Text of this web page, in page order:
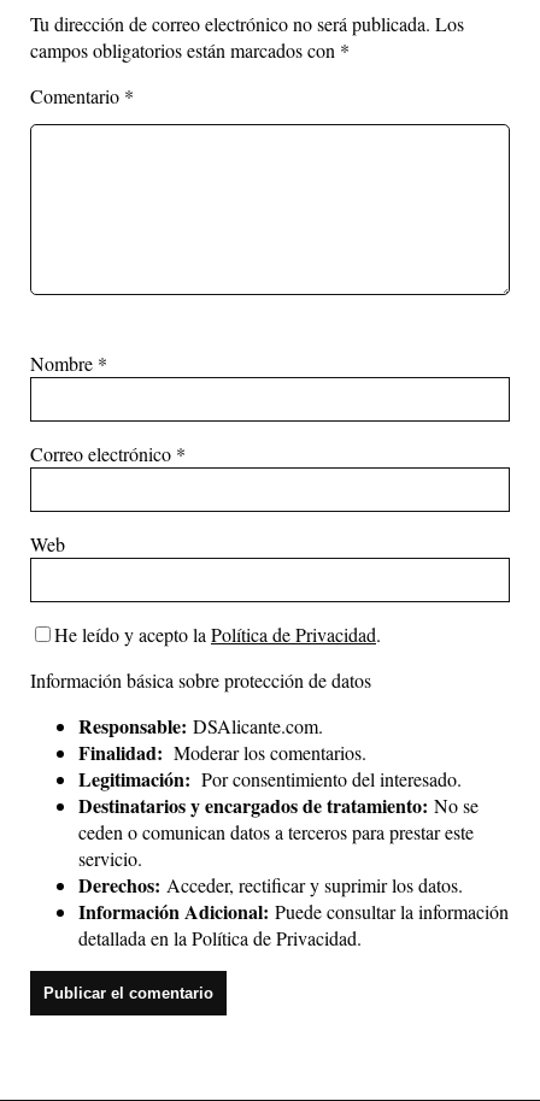
Tu dirección de correo electrónico no será publicada. Los
campos obligatorios están marcados con *
Comentario *
Nombre *
Correo electrónico *
Web
He leído y acepto la Política de Privacidad.
Información básica sobre protección de datos
Responsable: DSAlicante.com.
Finalidad: Moderar los comentarios.
Legitimación: Por consentimiento del interesado.
Destinatarios y encargados de tratamiento: No se
ceden o comunican datos a terceros para prestar este
servicio.
Derechos: Acceder, rectificar y suprimir los datos.
Información Adicional: Puede consultar la información
detallada en la Política de Privacidad.